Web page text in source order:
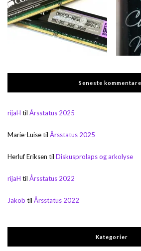
Seneste
rijaH til Årsstatus 2025
Marie-Luisetil Årsstatus 2025
Herluf Eriksen til Diskusprolaps og arkolyse
rijaH til Årsstatus 2022
Jakob til Årsstatus 2022
Kategorier